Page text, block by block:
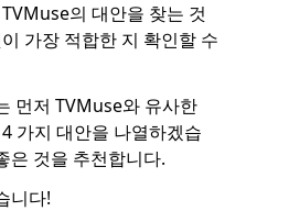
의 대안을 찾는 것
가장 적합한 지 확인할 수
먼저 TVMuse와 유사한
가지 대안을 나열하겠습
은 것을 추천합니다.
니다!